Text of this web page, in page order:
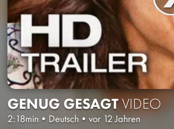
GENUG GESAGTVIDEO
2:18min • Deutsch • vor 12 Jahren